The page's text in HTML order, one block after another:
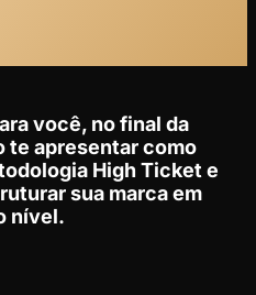
você, no final da
te apresentar como
High Ticket e
sua marca em
nível.